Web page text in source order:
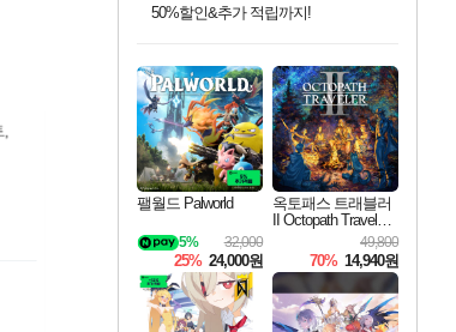
최대 90% 할인가를 만나보세요!
네이버혜택과 함께 만나보세요!
마블 히어로 총 출동&화려한 격투!
이니&베니 혜택까지!
네이버 혜택가와 함께 예약하세요!
할인&네이버혜택으로 만나보세요!
네이버페이 혜택과 만나보세요!
40주년 프로모션으로 만나보세요!
할인가에 만나보세요!
일부 에디션 상시 할인!
혜택으로 예약 판매 중
편안하게 충전하세요
팰월드 Palworld
32,000
5%
25% 24,000원
옥토패스 트래블러
II Octopath Traveler I
49,800
70% 14,940원